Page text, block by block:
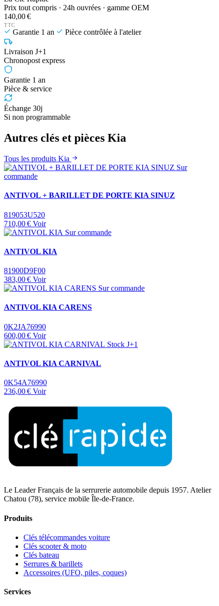
Prix tout compris · 24h ouvrées · gamme OEM
140,00 €
TTC
Garantie 1 an Pièce contrôlée à l'atelier
Livraison J+1
Chronopost express
Garantie 1 an
Pièce & service
Échange 30j
Si non programmable
Autres clés et pièces Kia
Tous les produits Kia
Sur
commande
ANTIVOL + BARILLET DE PORTE KIA SINUZ
819053U520
710,00 € Voir
Sur commande
ANTIVOL KIA
81900D9F00
383,00 € Voir
Sur commande
ANTIVOL KIA CARENS
0K2JA76990
600,00 € Voir
Stock J+1
ANTIVOL KIA CARNIVAL
0K54A76990
236,00 € Voir
Le Leader Français de la serrurerie automobile depuis 1957. Atelier
Chatou (78), service mobile Île-de-France.
Produits
Clés télécommandes voiture
Clés scooter & moto
Clés bateau
Serrures & barillets
Accessoires (UFO, piles, coques)
Services